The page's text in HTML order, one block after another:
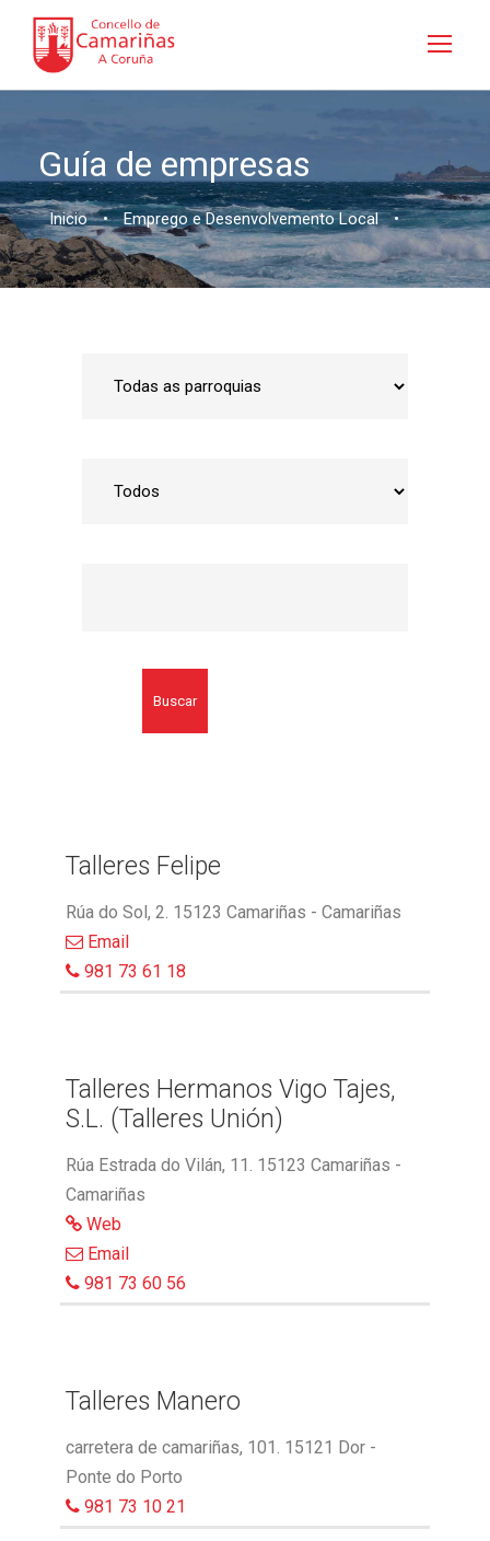
Guía de empresas
Inicio • Emprego e Desenvolvemento Local •
Buscar
Talleres Felipe
Rúa do Sol, 2. 15123 Camariñas - Camariñas
Email
981 73 61 18
Talleres Hermanos Vigo Tajes,
S.L. (Talleres Unión)
Rúa Estrada do Vilán, 11. 15123 Camariñas -
Camariñas
Web
Email
981 73 60 56
Talleres Manero
carretera de camariñas, 101. 15121 Dor -
Ponte do Porto
981 73 10 21